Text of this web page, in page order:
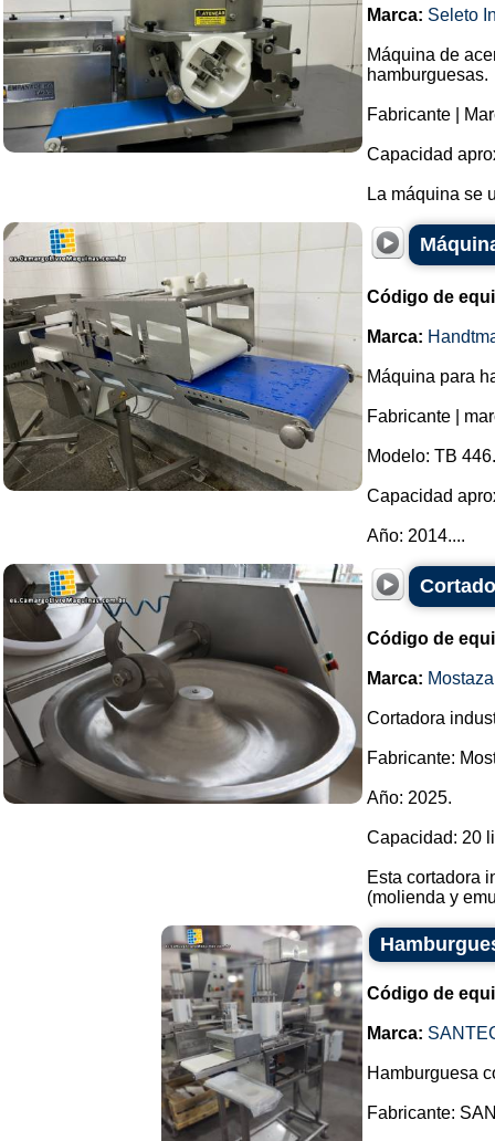
Marca: Seleto
Máquina de
hamburguesas.
Fabricante |
Capacidad
La máquina se
Código de
Marca:
Máquina para
Fabricante |
Modelo: TB 446.
Capacidad
Año: 2014....
Código de
Marca: Mostaza
Cortadora
Fabricante:
Año: 2025.
Capacidad: 20
Esta cortadora
(molienda y
Código de
Marca:
Hamburguesa
Fabricante: